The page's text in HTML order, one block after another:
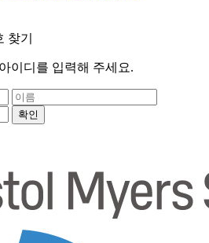
찾기
이디를 입력해 주세요.
확인